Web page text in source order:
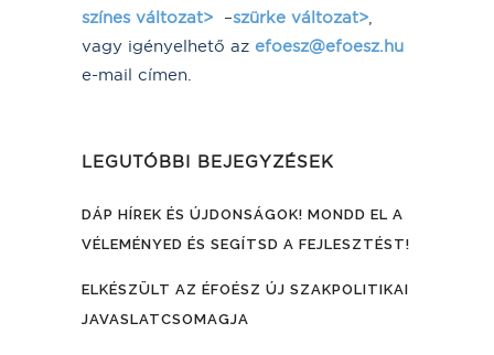
színes változat> –szürke változat>
vagy igényelhető az efoesz@efoesz.hu
e-mail címen.
LEGUTÓBBI BEJEGYZÉSEK
DÁP HÍREK ÉS ÚJDONSÁGOK! MONDD EL A
VÉLEMÉNYED ÉS SEGÍTSD A FEJLESZTÉST!
ELKÉSZÜLT AZ ÉFOÉSZ ÚJ SZAKPOLITIKAI
JAVASLATCSOMAGJA